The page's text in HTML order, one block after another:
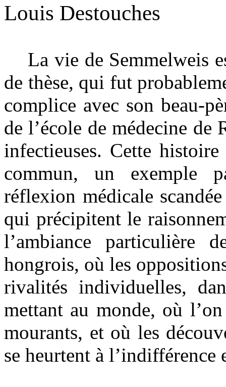
Louis Destouches
La vie de Semmelweis
de thèse, qui fut
complice avec son beau-
de l’école de médecine de
infectieuses. Cette
commun, un exemple
réflexion médicale
qui précipitent le
l’ambiance particulière
hongrois, où les
rivalités individuelles,
mettant au monde, où
mourants, et où les
se heurtent à l’indifférence